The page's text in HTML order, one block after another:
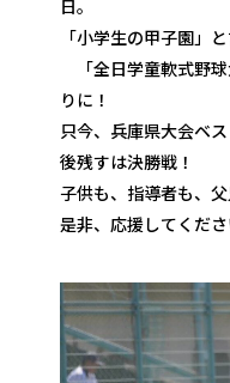
日。
「小学生の甲子園」
「全日学童軟式野
りに！
只今、兵庫県大会ベス
後残すは決勝戦！
子供も、指導者も、
是非、応援してくださ